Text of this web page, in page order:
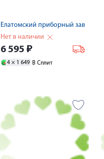
Елатомский приборный завод
Нет в наличии
6 595 ₽
4 × 1 649 В Сплит